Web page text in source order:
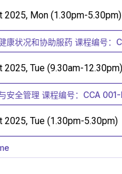
康状况和协助服药 课程编号：
安全管理 课程编号：CCA 001-